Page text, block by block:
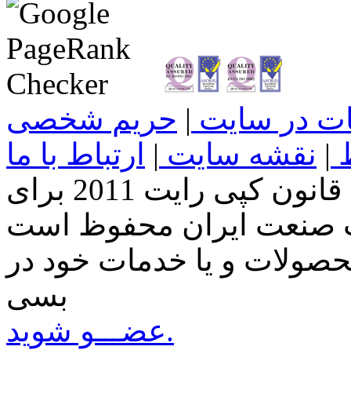
در سایت | حریم شخصی
| نقشه سایت |
ارتباط با ما
تمامی حقوق این سایت طبق قانون کپی رایت 2011 برای
و یا خدمات خود در
بسی
عضـــو شوید.